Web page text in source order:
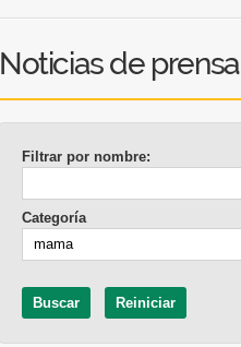
Noticias de prensa
Filtrar por nombre:
Categoría